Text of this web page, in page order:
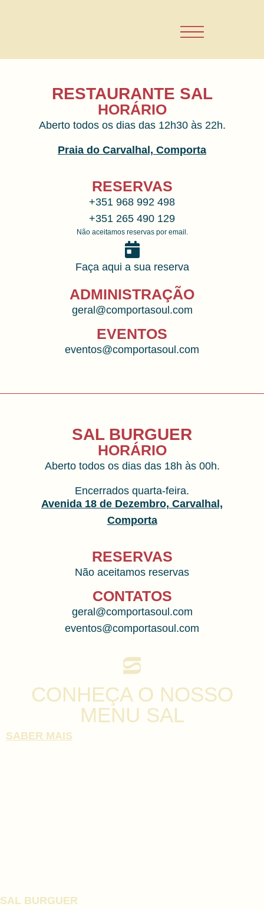
RESTAURANTE SAL
HORÁRIO
Aberto todos os dias das 12h30 às 22h.
Praia do Carvalhal, Comporta
RESERVAS
+351 968 992 498
+351 265 490 129
Não aceitamos reservas por email.
Faça aqui a sua reserva
ADMINISTRAÇÃO
geral@comportasoul.com
EVENTOS
eventos@comportasoul.com
SAL BURGUER
HORÁRIO
Aberto todos os dias das 18h às 00h.
Encerrados quarta-feira.
Avenida 18 de Dezembro, Carvalhal,
Comporta
RESERVAS
Não aceitamos reservas
CONTATOS
geral@comportasoul.com
eventos@comportasoul.com
CONHEÇA O NOSSO
MENU SAL
SABER MAIS
SAL BURGUER